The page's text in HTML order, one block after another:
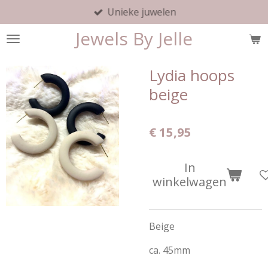
direct
naar
hoofdinhoud
Jewels By Jelle
Unieke juwelen
Lydia hoops
beige
€ 15,95
In
winkelwagen
Beige
ca. 45mm